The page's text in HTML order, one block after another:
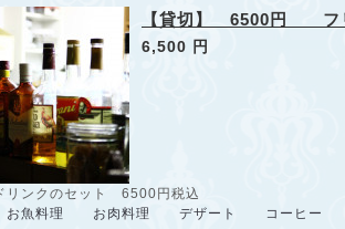
【貸切】 6500円 フ
6,500 円
リンクのセット 6500円税込
お魚料理 お肉料理 デザート コーヒー